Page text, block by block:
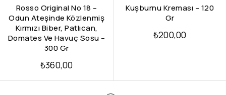
Rosso Original No 18 –
Odun Ateşinde Közlenmiş
Kırmızı Biber, Patlıcan,
Domates Ve Havuç Sosu –
300 Gr
₺360,00
Kuşburnu Kreması – 120
Gr
₺200,00